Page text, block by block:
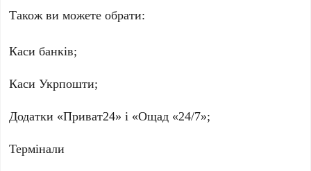
Також ви можете обрати:
Каси банків;
Каси Укрпошти;
Додатки «Приват24» і «Ощад «24/7»;
Термінали